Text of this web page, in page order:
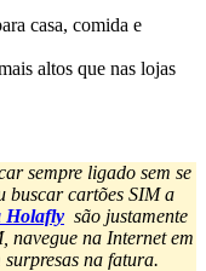
casa, comida e
altos que nas lojas
sempre ligado sem se
buscar cartões SIM a
Holafly são justamente
navegue na Internet em
na fatura.